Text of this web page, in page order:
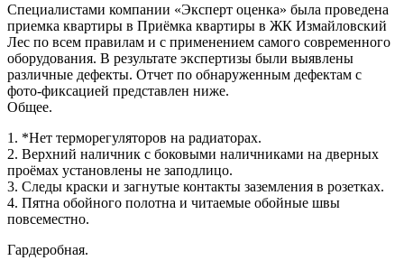
Специалистами компании «Эксперт оценка» была проведена
приемка квартиры в Приёмка квартиры в ЖК Измайловский
Лес по всем правилам и с применением самого современного
оборудования. В результате экспертизы были выявлены
различные дефекты. Отчет по обнаруженным дефектам с
фото-фиксацией представлен ниже.
Общее.
1. *Нет терморегуляторов на радиаторах.
2. Верхний наличник с боковыми наличниками на дверных
проёмах установлены не заподлицо.
3. Следы краски и загнутые контакты заземления в розетках.
4. Пятна обойного полотна и читаемые обойные швы
повсеместно.
Гардеробная.